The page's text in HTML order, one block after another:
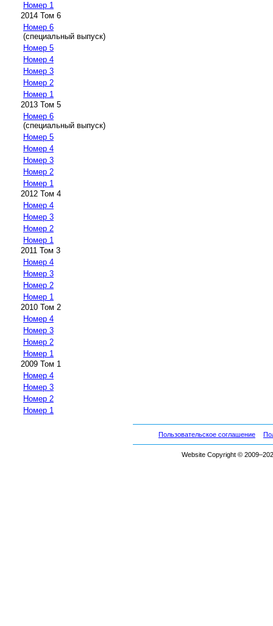
Номер 1
2014 Том 6
Номер 6
(специальный выпуск)
Номер 5
Номер 4
Номер 3
Номер 2
Номер 1
2013 Том 5
Номер 6
(специальный выпуск)
Номер 5
Номер 4
Номер 3
Номер 2
Номер 1
2012 Том 4
Номер 4
Номер 3
Номер 2
Номер 1
2011 Том 3
Номер 4
Номер 3
Номер 2
Номер 1
2010 Том 2
Номер 4
Номер 3
Номер 2
Номер 1
2009 Том 1
Номер 4
Номер 3
Номер 2
Номер 1
Пользовательское соглашение
Website Copyright ©